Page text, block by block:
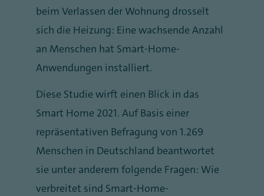
beim Verlassen der Wohnung drosselt
sich die Heizung: Eine wachsende Anzahl
an Menschen hat Smart-Home-
Anwendungen installiert.
Diese Studie wirft einen Blick in das
Smart Home 2021. Auf Basis einer
repräsentativen Befragung von 1.269
Menschen in Deutschland beantwortet
sie unter anderem folgende Fragen: Wie
verbreitet sind Smart-Home-